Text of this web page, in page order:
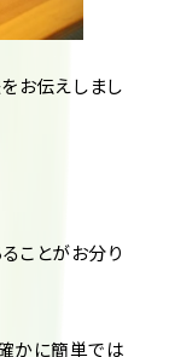
お伝えしまし
ことがお分り
かに簡単では